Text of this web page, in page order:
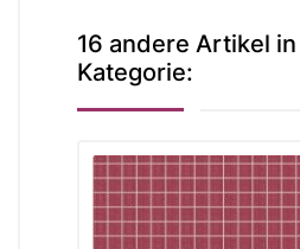
16 andere Artikel
Kategorie: